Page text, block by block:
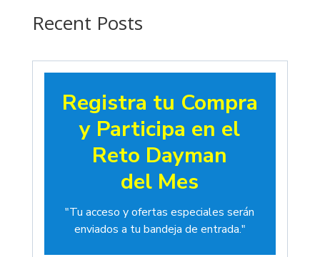
Recent Posts
Registra tu Compra
y Participa en el
Reto Dayman
del Mes
"Tu acceso y ofertas especiales serán
enviados a tu bandeja de entrada."